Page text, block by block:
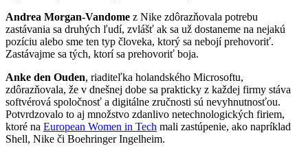
Andrea Morgan-Vandome z Nike zdôrazňovala potrebu
zastávania sa druhých ľudí, zvlášť ak sa už dostaneme na nejakú
pozíciu alebo sme ten typ človeka, ktorý sa nebojí prehovoriť.
Zastávajme sa tých, ktorí sa prehovoriť boja.
Anke den Ouden, riaditeľka holandského Microsoftu,
zdôrazňovala, že v dnešnej dobe sa prakticky z každej firmy stáva
softvérová spoločnosť a digitálne zručnosti sú nevyhnutnosťou.
Potvrdzovalo to aj množstvo zdanlivo netechnologických firiem,
ktoré na European Women in Tech mali zastúpenie, ako napríklad
Shell, Nike či Boehringer Ingelheim.